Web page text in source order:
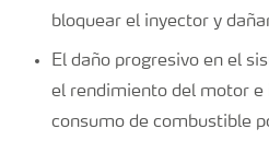
bloquear el inyector y
El daño progresivo en el
el rendimiento del motor e
consumo de combustible